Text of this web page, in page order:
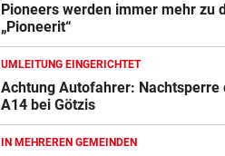
Pioneers werden immer mehr zu
„Pioneerit“
UMLEITUNG EINGERICHTET
Achtung Autofahrer: Nachtsperre
A14 bei Götzis
IN MEHREREN GEMEINDEN